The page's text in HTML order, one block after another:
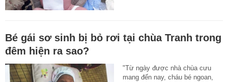
Bé gái sơ sinh bị bỏ rơi tại chùa Tranh trong
đêm hiện ra sao?
"Từ ngày được nhà chùa cưu
mang đến nay, cháu bé ngoan,